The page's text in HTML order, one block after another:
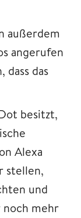
außerdem
angerufen
das
besitzt,
Alexa
stellen,
und
mehr